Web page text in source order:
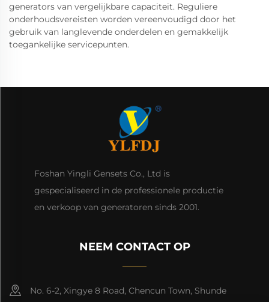
generators van vergelijkbare capaciteit. Reguliere
onderhoudsvereisten worden vereenvoudigd door het
gebruik van langlevende onderdelen en gemakkelijk
toegankelijke servicepunten.
Foshan Yingli Gensets Co., Ltd is
gespecialiseerd in de professionele productie
en verkoop van generatoren sinds 2001.
NEEM CONTACT OP
No. 6-2, Xingye 8 Road, Chencun Town, Shunde